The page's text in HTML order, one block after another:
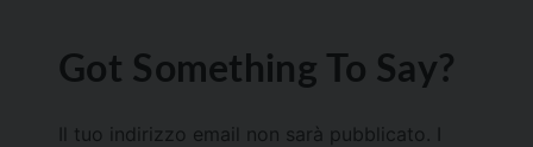
Got Something To Say?
Il tuo indirizzo email non sarà pubblicato.